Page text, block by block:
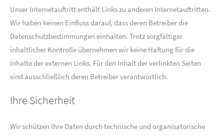
Unser Internetauftritt enthält Links zu anderen Internetauftritten.
Wir haben keinen Einfluss darauf, dass deren Betreiber die
Datenschutzbestimmungen einhalten. Trotz sorgfältiger
inhaltlicher Kontrolle übernehmen wir keine Haftung für die
Inhalte der externen Links. Für den Inhalt der verlinkten Seiten
sind ausschließlich deren Betreiber verantwortlich.
Ihre Sicherheit
Wir schützen Ihre Daten durch technische und organisatorische